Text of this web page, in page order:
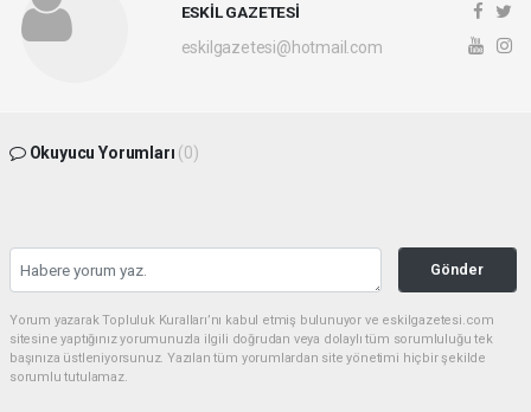
ESKİL GAZETESİ
eskilgazetesi@hotmail.com
Okuyucu Yorumları (0)
Gönder
Yorum yazarak Topluluk Kuralları’nı kabul etmiş bulunuyor ve eskilgazetesi.com
sitesine yaptığınız yorumunuzla ilgili doğrudan veya dolaylı tüm sorumluluğu tek
başınıza üstleniyorsunuz. Yazılan tüm yorumlardan site yönetimi hiçbir şekilde
sorumlu tutulamaz.